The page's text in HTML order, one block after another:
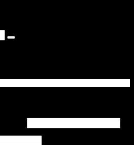
Obligatoriskt